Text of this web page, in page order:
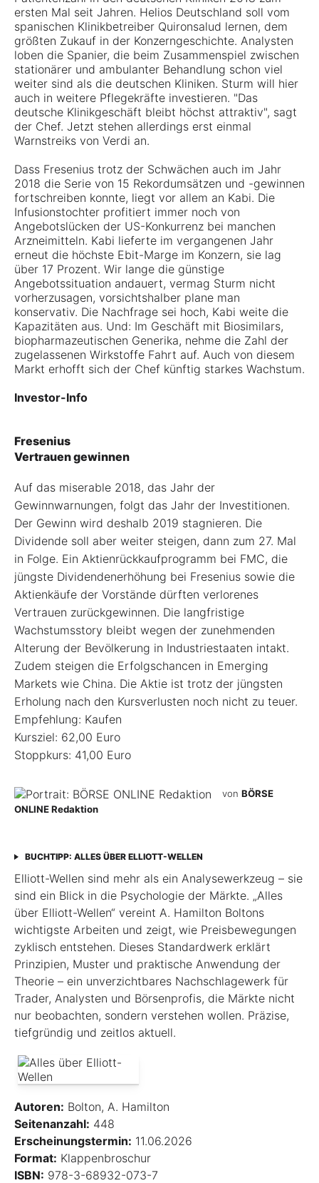
ersten Mal seit Jahren. Helios Deutschland soll vom
spanischen Klinikbetreiber Quironsalud lernen, dem
größten Zukauf in der Konzerngeschichte. Analysten
loben die Spanier, die beim Zusammenspiel zwischen
stationärer und ambulanter Behandlung schon viel
weiter sind als die deutschen Kliniken. Sturm will hier
auch in weitere Pflegekräfte investieren. "Das
deutsche Klinikgeschäft bleibt höchst attraktiv", sagt
der Chef. Jetzt stehen allerdings erst einmal
Warnstreiks von Verdi an.
Dass Fresenius trotz der Schwächen auch im Jahr
2018 die Serie von 15 Rekordumsätzen und -gewinnen
fortschreiben konnte, liegt vor allem an Kabi. Die
Infusionstochter profitiert immer noch von
Angebotslücken der US-Konkurrenz bei manchen
Arzneimitteln. Kabi lieferte im vergangenen Jahr
erneut die höchste Ebit-Marge im Konzern, sie lag
über 17 Prozent. Wir lange die günstige
Angebotssituation andauert, vermag Sturm nicht
vorherzusagen, vorsichtshalber plane man
konservativ. Die Nachfrage sei hoch, Kabi weite die
Kapazitäten aus. Und: Im Geschäft mit Biosimilars,
biopharmazeutischen Generika, nehme die Zahl der
zugelassenen Wirkstoffe Fahrt auf. Auch von diesem
Markt erhofft sich der Chef künftig starkes Wachstum.
Investor-Info
Fresenius
Vertrauen gewinnen
Auf das miserable 2018, das Jahr der
Gewinnwarnungen, folgt das Jahr der Investitionen.
Der Gewinn wird deshalb 2019 stagnieren. Die
Dividende soll aber weiter steigen, dann zum 27. Mal
in Folge. Ein Aktienrückkaufprogramm bei FMC, die
jüngste Dividendenerhöhung bei Fresenius sowie die
Aktienkäufe der Vorstände dürften verlorenes
Vertrauen zurückgewinnen. Die langfristige
Wachstumsstory bleibt wegen der zunehmenden
Alterung der Bevölkerung in Industriestaaten intakt.
Zudem steigen die Erfolgschancen in Emerging
Markets wie China. Die Aktie ist trotz der jüngsten
Erholung nach den Kursverlusten noch nicht zu teuer.
Empfehlung: Kaufen
Kursziel: 62,00 Euro
Stoppkurs: 41,00 Euro
von BÖRSE
ONLINE Redaktion
BUCHTIPP: ALLES ÜBER ELLIOTT-WELLEN
Elliott-Wellen sind mehr als ein Analysewerkzeug – sie
sind ein Blick in die Psychologie der Märkte. „Alles
über Elliott-Wellen“ vereint A. Hamilton Boltons
wichtigste Arbeiten und zeigt, wie Preisbewegungen
zyklisch entstehen. Dieses Standardwerk erklärt
Prinzipien, Muster und praktische Anwendung der
Theorie – ein unverzichtbares Nachschlagewerk für
Trader, Analysten und Börsenprofis, die Märkte nicht
nur beobachten, sondern verstehen wollen. Präzise,
tiefgründig und zeitlos aktuell.
Autoren: Bolton, A. Hamilton
Seitenanzahl: 448
Erscheinungstermin: 11.06.2026
Format: Klappenbroschur
ISBN: 978-3-68932-073-7